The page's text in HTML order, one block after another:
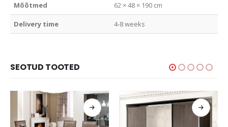
Mõõtmed 62 × 48 × 190 cm
Delivery time 4-8 weeks
SEOTUD TOOTED